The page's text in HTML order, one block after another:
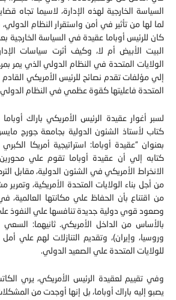
لما لها من تأثير في أمن واستقرار النظام
كان للرئيس أوباما عقيدة في السياسة
البيت الأبيض أم لا، وكيف أثرت سياسات
إلي مؤلفات تقدم نصائح للرئيس الأمريكي القادم
المتحدة فاعليتها كقوة عظمي في النظام الدولي‮.‬
كتاب لأستاذ الشئون الدولية بجامعة جورج
‬بعنوان‮ “‬عقيدة أوباما‮: ‬استراتيجية أمريكا
كتابه إلي أن عقيدة أوباما تقوم علي محورين
الانخراط الأمريكي في الشئون الدولية، مقابل
من أجل بناء الولايات المتحدة الأمريكية، وتمرير
من اقتناع بأن الحفاظ علي مكانتها العالمية،‮
وصعود قوي دولية جديدة تنافسها علي النفوذ
بالأساس من الداخل الأمريكي‮. ‬ثانيهما‮: ‬السعي
وروسيا، وإيران‮)‬، وتقديم التنازلات لهم علي
للولايات المتحدة علي الصعيد الدولي‮.‬
يصبو إليه باراك أوباما، بل إنها أوجدت من
الأزمات التي واجهتها الولايات المتحدة